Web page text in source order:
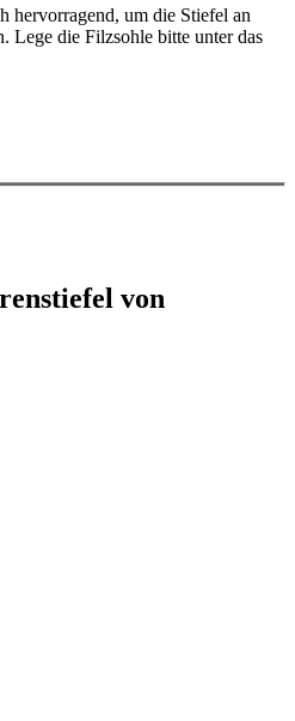
hervorragend, um die Stiefel an
Lege die Filzsohle bitte unter das
von